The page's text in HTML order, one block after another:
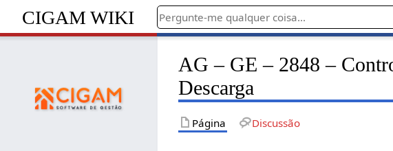
CIGAM WIKI
AG – GE – 2848 –
Descarga
Página Discussão